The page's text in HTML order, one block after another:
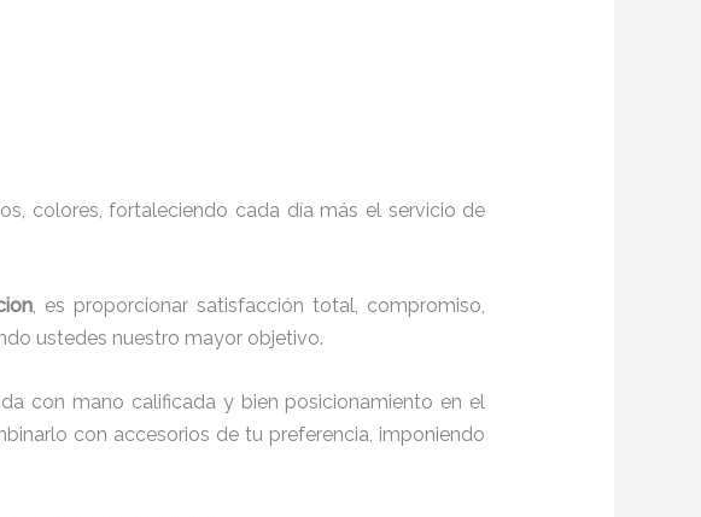
colores, fortaleciendo cada día más el servicio de
, es proporcionar satisfacción total, compromiso,
ustedes nuestro mayor objetivo.
con mano calificada y bien posicionamiento en el
con accesorios de tu preferencia, imponiendo